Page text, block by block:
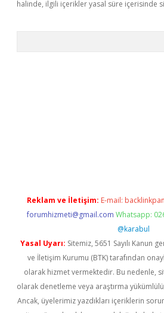
halinde, ilgili içerikler yasal süre içerisinde
Reklam ve İletişim: E-mail:
forumhizmeti@gmail.com Whatsapp:
@karabul
Yasal Uyarı: Sitemiz, 5651 Sayılı Kanun
ve İletişim Kurumu (BTK) tarafından
olarak hizmet vermektedir. Bu nedenle,
olarak denetleme veya araştırma
Ancak, üyelerimiz yazdıkları içeriklerin